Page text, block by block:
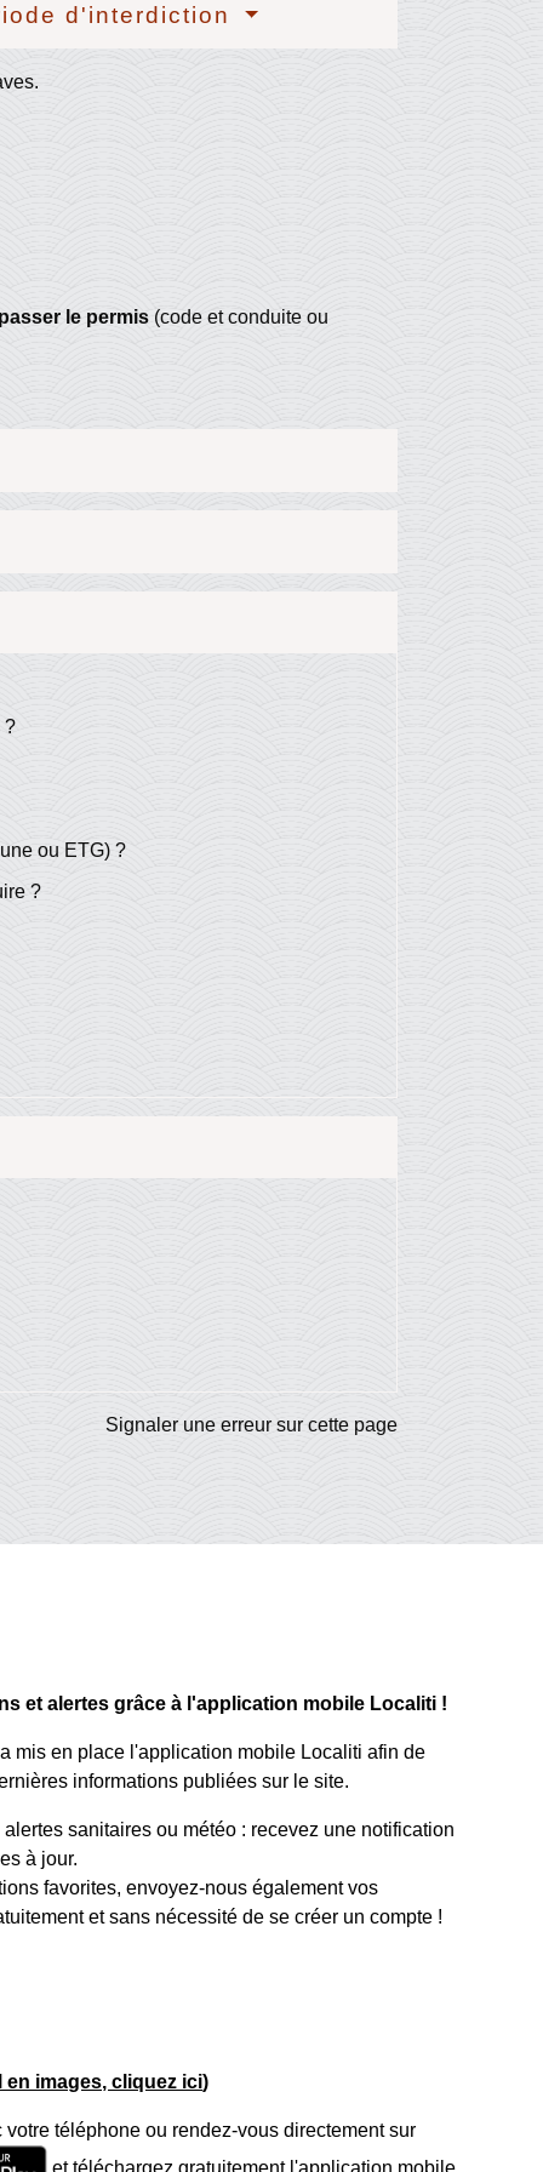
d'interdiction
le permis(code et conduite ou
?
ou ETG) ?
?
Signaler une erreur sur cette page
et alertes grâce à l'application mobile Localiti !
mis en place l'application mobile Localiti afin de
informations publiées sur le site.
sanitaires ou météo : recevez une notification
à jour.
favorites, envoyez-nous également vos
et sans nécessité de se créer un compte !
en images, cliquez ici)
téléphone ou rendez-vous directement sur